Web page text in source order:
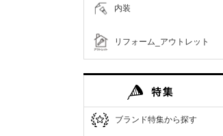
リフォーム_アウトレット
内装
ブランド特集から探す